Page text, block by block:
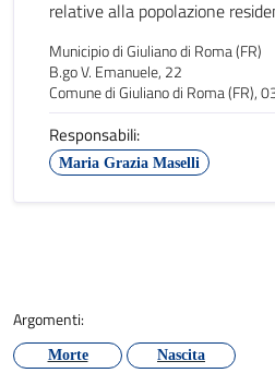
relative alla popolazione
Municipio di Giuliano di Roma (FR)
B.go V. Emanuele, 22
Comune di Giuliano di Roma (FR),
Responsabili:
Maria Grazia Maselli
Argomenti:
Morte Nascita